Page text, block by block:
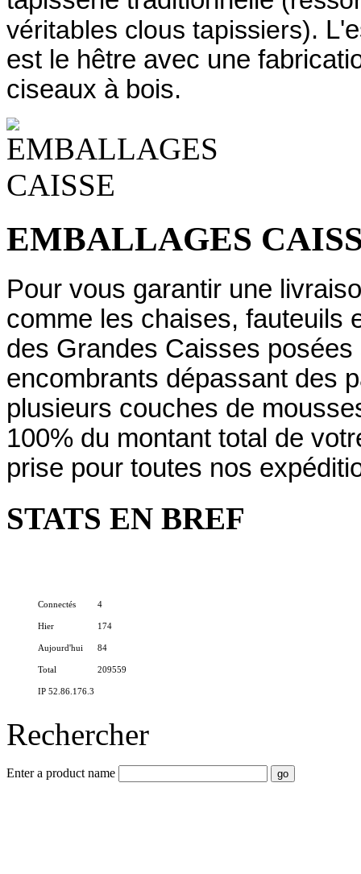
véritables clous tapissiers).
est le hêtre avec une
ciseaux à bois.
EMBALLAGES
Pour vous garantir une
comme les chaises, fauteuils
des Grandes Caisses
encombrants dépassant des
plusieurs couches de
100% du montant total de
prise pour toutes nos
STATS EN BREF
Connectés 4
Hier 174
Aujourd'hui 84
Total 209559
IP 52.86.176.3
Rechercher
Enter a product name